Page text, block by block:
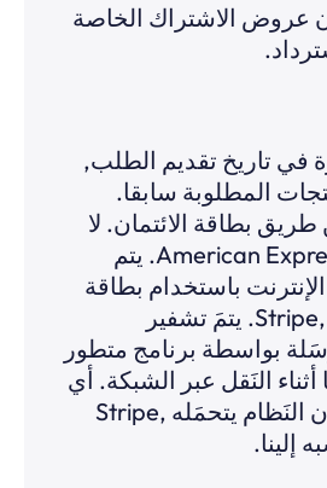
عروض الاشتراك الخاصة
في تاريخ تقديم الطلب,
المطلوبة سابقا.
بطاقة الائتمان. لا
نقبل بطاقات American Express. يتم
باستخدام بطاقة
الإئتمان عبر Stripe, inc. يتمَ تشفير
بواسطة برنامج متطور
أثناء النَقل عبر الشبكة. أي
ضمان بشأن أمان النَظام يتحمَله Stripe,